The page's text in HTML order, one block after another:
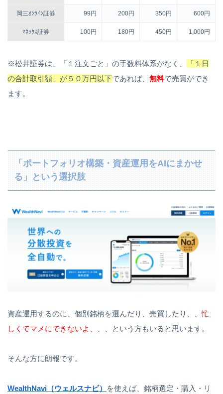
岡三ｵﾝﾗｲﾝ証券 99円 200円 350円 600円
ﾏﾈｯｸｽ証券 100円 180円 450円 1,000円
※松井証券は、「１注文ごと」の手数料体系がなく、
「１日
の合計取引額」が５０万円以下であれば、 無料で売買ができ
ます。
「ポートフォリオ構築・資産運用をAIにまかせ
る」という選択肢
資産運用するのに、個別銘柄を選んだり、売買したり、、忙
しくてマメにできないよ、、、
という方もいると思います。
そんな方に朗報です。
WealthNavi（ウェルスナビ） を使えば、銘柄選定・購入・リ